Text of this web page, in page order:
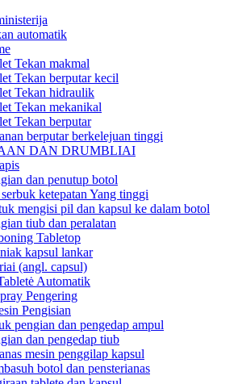
automatik
Tekan makmal
Tekan berputar kecil
Tekan hidraulik
Tekan mekanikal
Tekan berputar
berputar berkelejuan tinggi
DAN DRUMBLIAI
dan penutup botol
ketepatan Yang tinggi
mengisi pil dan kapsul ke dalam botol
tiub dan peralatan
Tabletop
kapsul lankar
(angl. capsul)
Automatik
Pengering
Pengisian
pengian dan pengedap ampul
dan pengedap tiub
mesin penggilap kapsul
botol dan pensterianas